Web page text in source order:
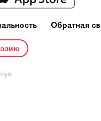
деятелей
Ещё при
Обратная